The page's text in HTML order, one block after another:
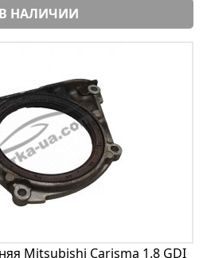
НАЛИЧИИ
Mitsubishi Carisma 1.8 GDI